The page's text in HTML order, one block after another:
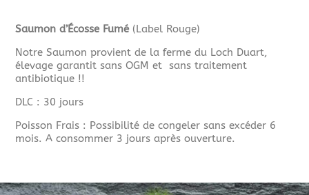
Saumon d’Écosse Fumé (Label Rouge)
Notre Saumon provient de la ferme du Loch Duart,
élevage garantit sans OGM et sans traitement
antibiotique !!
DLC : 30 jours
Poisson Frais : Possibilité de congeler sans excéder 6
mois. A consommer 3 jours après ouverture.